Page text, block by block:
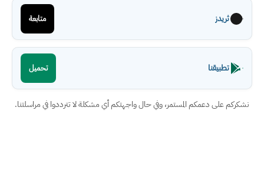
ثريدز متابعة
تطبيقنا تحميل
نشكركم على دعمكم المستمر، وفي حال واجهتكم أي مشكلة لا تترددوا في مراسلتنا.